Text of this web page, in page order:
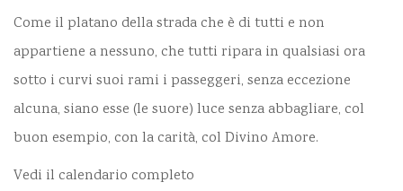
Come il platano della strada che è di tutti e non
appartiene a nessuno, che tutti ripara in qualsiasi ora
sotto i curvi suoi rami i passeggeri, senza eccezione
alcuna, siano esse (le suore) luce senza abbagliare, col
buon esempio, con la carità, col Divino Amore.
Vedi il calendario completo